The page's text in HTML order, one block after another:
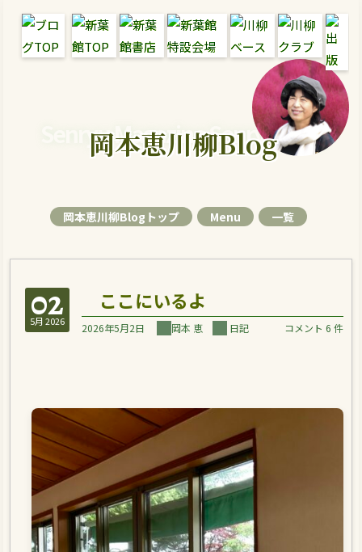
Senryu Magazine Senryu Blog
岡本恵川柳Blog
岡本恵川柳Blogトップ Menu 一覧
02
5月 2026
ここにいるよ
2026年5月2日 岡本 恵 日記 コメント 6 件